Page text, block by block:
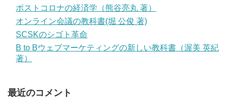
ポストコロナの経済学（熊谷亮丸 著）
オンライン会議の教科書(堀 公俊 著)
SCSKのシゴト革命
B to Bウェブマーケティングの新しい教科書（渥美 英紀
著）
最近のコメント